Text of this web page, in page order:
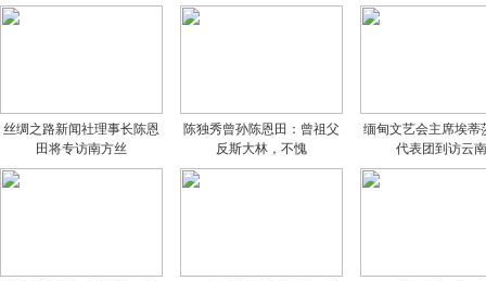
丝绸之路新闻社理事长陈恩
田将专访南方丝
陈独秀曾孙陈恩田：曾祖父
反斯大林，不愧
缅甸文艺会主席埃蒂
代表团到访云南